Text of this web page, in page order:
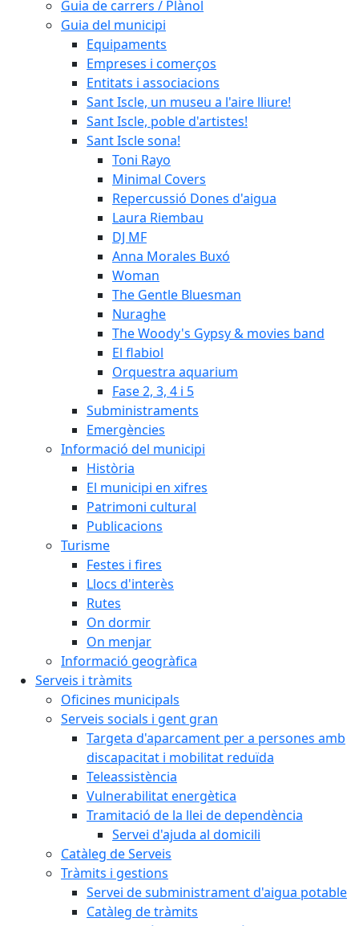
Guia de carrers / Plànol
Guia del municipi
Equipaments
Empreses i comerços
Entitats i associacions
Sant Iscle, un museu a l'aire lliure!
Sant Iscle, poble d'artistes!
Sant Iscle sona!
Toni Rayo
Minimal Covers
Repercussió Dones d'aigua
Laura Riembau
DJ MF
Anna Morales Buxó
Woman
The Gentle Bluesman
Nuraghe
The Woody's Gypsy & movies band
El flabiol
Orquestra aquarium
Fase 2, 3, 4 i 5
Subministraments
Emergències
Informació del municipi
Història
El municipi en xifres
Patrimoni cultural
Publicacions
Turisme
Festes i fires
Llocs d'interès
Rutes
On dormir
On menjar
Informació geogràfica
Serveis i tràmits
Oficines municipals
Serveis socials i gent gran
Targeta d'aparcament per a persones amb
discapacitat i mobilitat reduïda
Teleassistència
Vulnerabilitat energètica
Tramitació de la llei de dependència
Servei d'ajuda al domicili
Catàleg de Serveis
Tràmits i gestions
Servei de subministrament d'aigua potable
Catàleg de tràmits